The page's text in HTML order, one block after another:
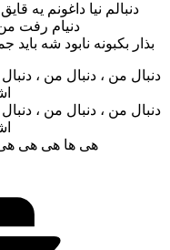
دنبالم نیا داغونم یه
دنیام رفت
بذار بکبونه نابود شه
دنبال من ، دنبال من ، دنبال
دنبال من ، دنبال من ، دنبال
هی ها هی هی